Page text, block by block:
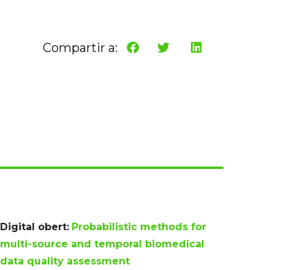
Compartir a:
Digital obert: Probabilistic methods for
multi-source and temporal biomedical
data quality assessment